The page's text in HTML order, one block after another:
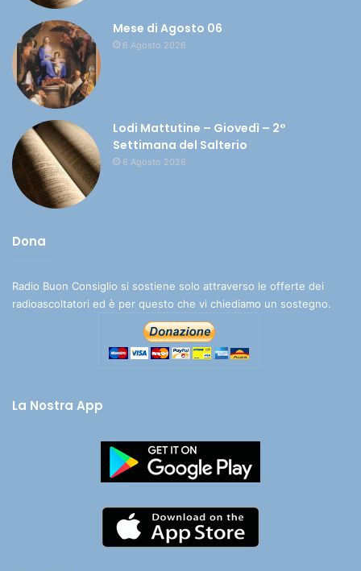
Mese di Agosto 06
6 Agosto 2026
Lodi Mattutine – Giovedì – 2°
Settimana del Salterio
6 Agosto 2026
Dona
Radio Buon Consiglio si sostiene solo attraverso le offerte dei
radioascoltatori ed è per questo che vi chiediamo un sostegno.
La Nostra App